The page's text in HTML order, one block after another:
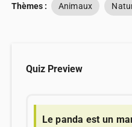
Thèmes : Animaux
Quiz Preview
Le panda est un